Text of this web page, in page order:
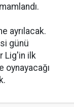
ayrılacak.
günü
Lig'in ilk
oynayacağı